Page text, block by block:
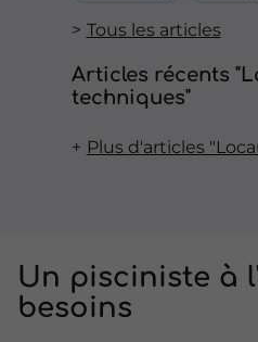
Tous les articles
Articles récents
techniques"
Plus d'articles
Un pisciniste à
besoins